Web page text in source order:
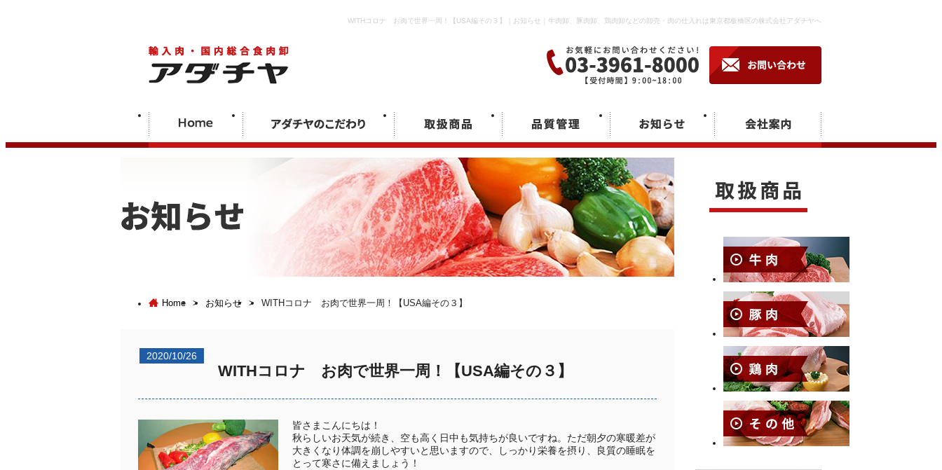
WITHコロナ お肉で世界一周！【USA編その３】｜お知らせ｜牛肉卸、豚肉卸、鶏肉卸などの卸売・肉の仕入れは東京都板橋区の株式会社アダチヤへ
Home > お知らせ > WITHコロナ お肉で世界一周！【USA編その３】
2020/10/26
WITHコロナ お肉で世界一周！【USA編その３】
皆さまこんにちは！
秋らしいお天気が続き、空も高く日中も気持ちが良いですね。ただ朝夕の寒暖差が
大きくなり体調を崩しやすいと思いますので、しっかり栄養を摂り、良質の睡眠を
とって寒さに備えましょう！